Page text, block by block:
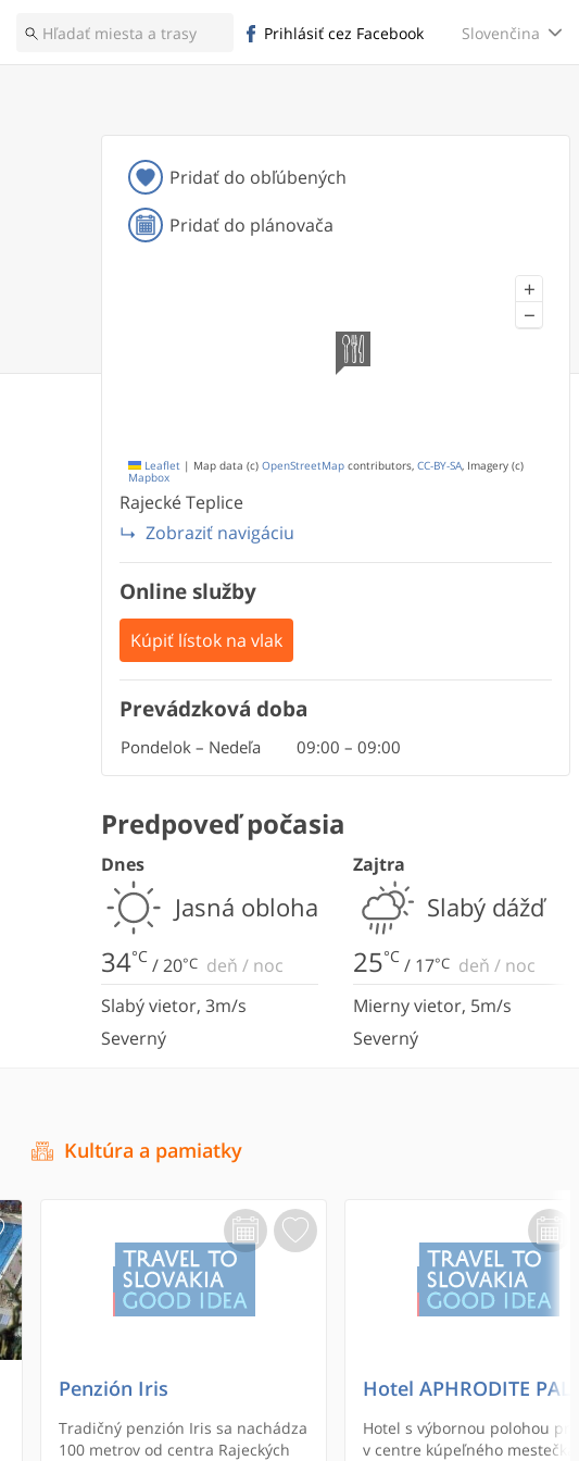
Prihlásiť cez Facebook Slovenčina
Pridať do obľúbených
Pridať do plánovača
+
−
Leaflet | Map data (c) OpenStreetMap contributors, CC-BY-SA, Imagery (c)
Mapbox
Rajecké Teplice
Zobraziť navigáciu
Online služby
Kúpiť lístok na vlak
Prevádzková doba
Pondelok – Nedeľa 09:00 – 09:00
Predpoveď počasia
Dnes
Jasná obloha
34°C /20°C deň / noc
Slabý vietor, 3m/s
Severný
Zajtra
Slabý dážď
25°C / 17°C deň / noc
Mierny vietor, 5m/s
Severný
Kultúra a pamiatky
Penzión Iris
Tradičný penzión Iris sa nachádza
100 metrov od centra Rajeckých
Hotel APHRODITE
Hotel s výbornou polohou
v centre kúpeľného mestečka